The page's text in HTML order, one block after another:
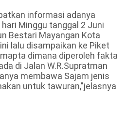
informasi adanya
Minggu tanggal 2 Juni
Bestari Mayangan Kota
lalu disampaikan ke Piket
dimana diperoleh fakta
di Jalan W.R.Supratman
membawa Sajam jenis
untuk tawuran,"jelasnya